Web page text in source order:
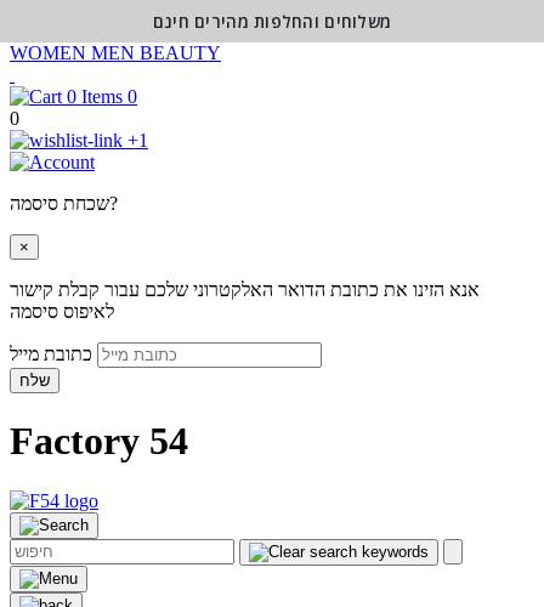
WOMEN MEN BEAUTY
0
0
+1
שכחת סיסמה?
×
אנא הזינו את כתובת הדואר האלקטרוני שלכם עבור קבלת קישור
לאיפוס סיסמה
שלח
Factory 54
משלוחים והחלפות מהירים חינם